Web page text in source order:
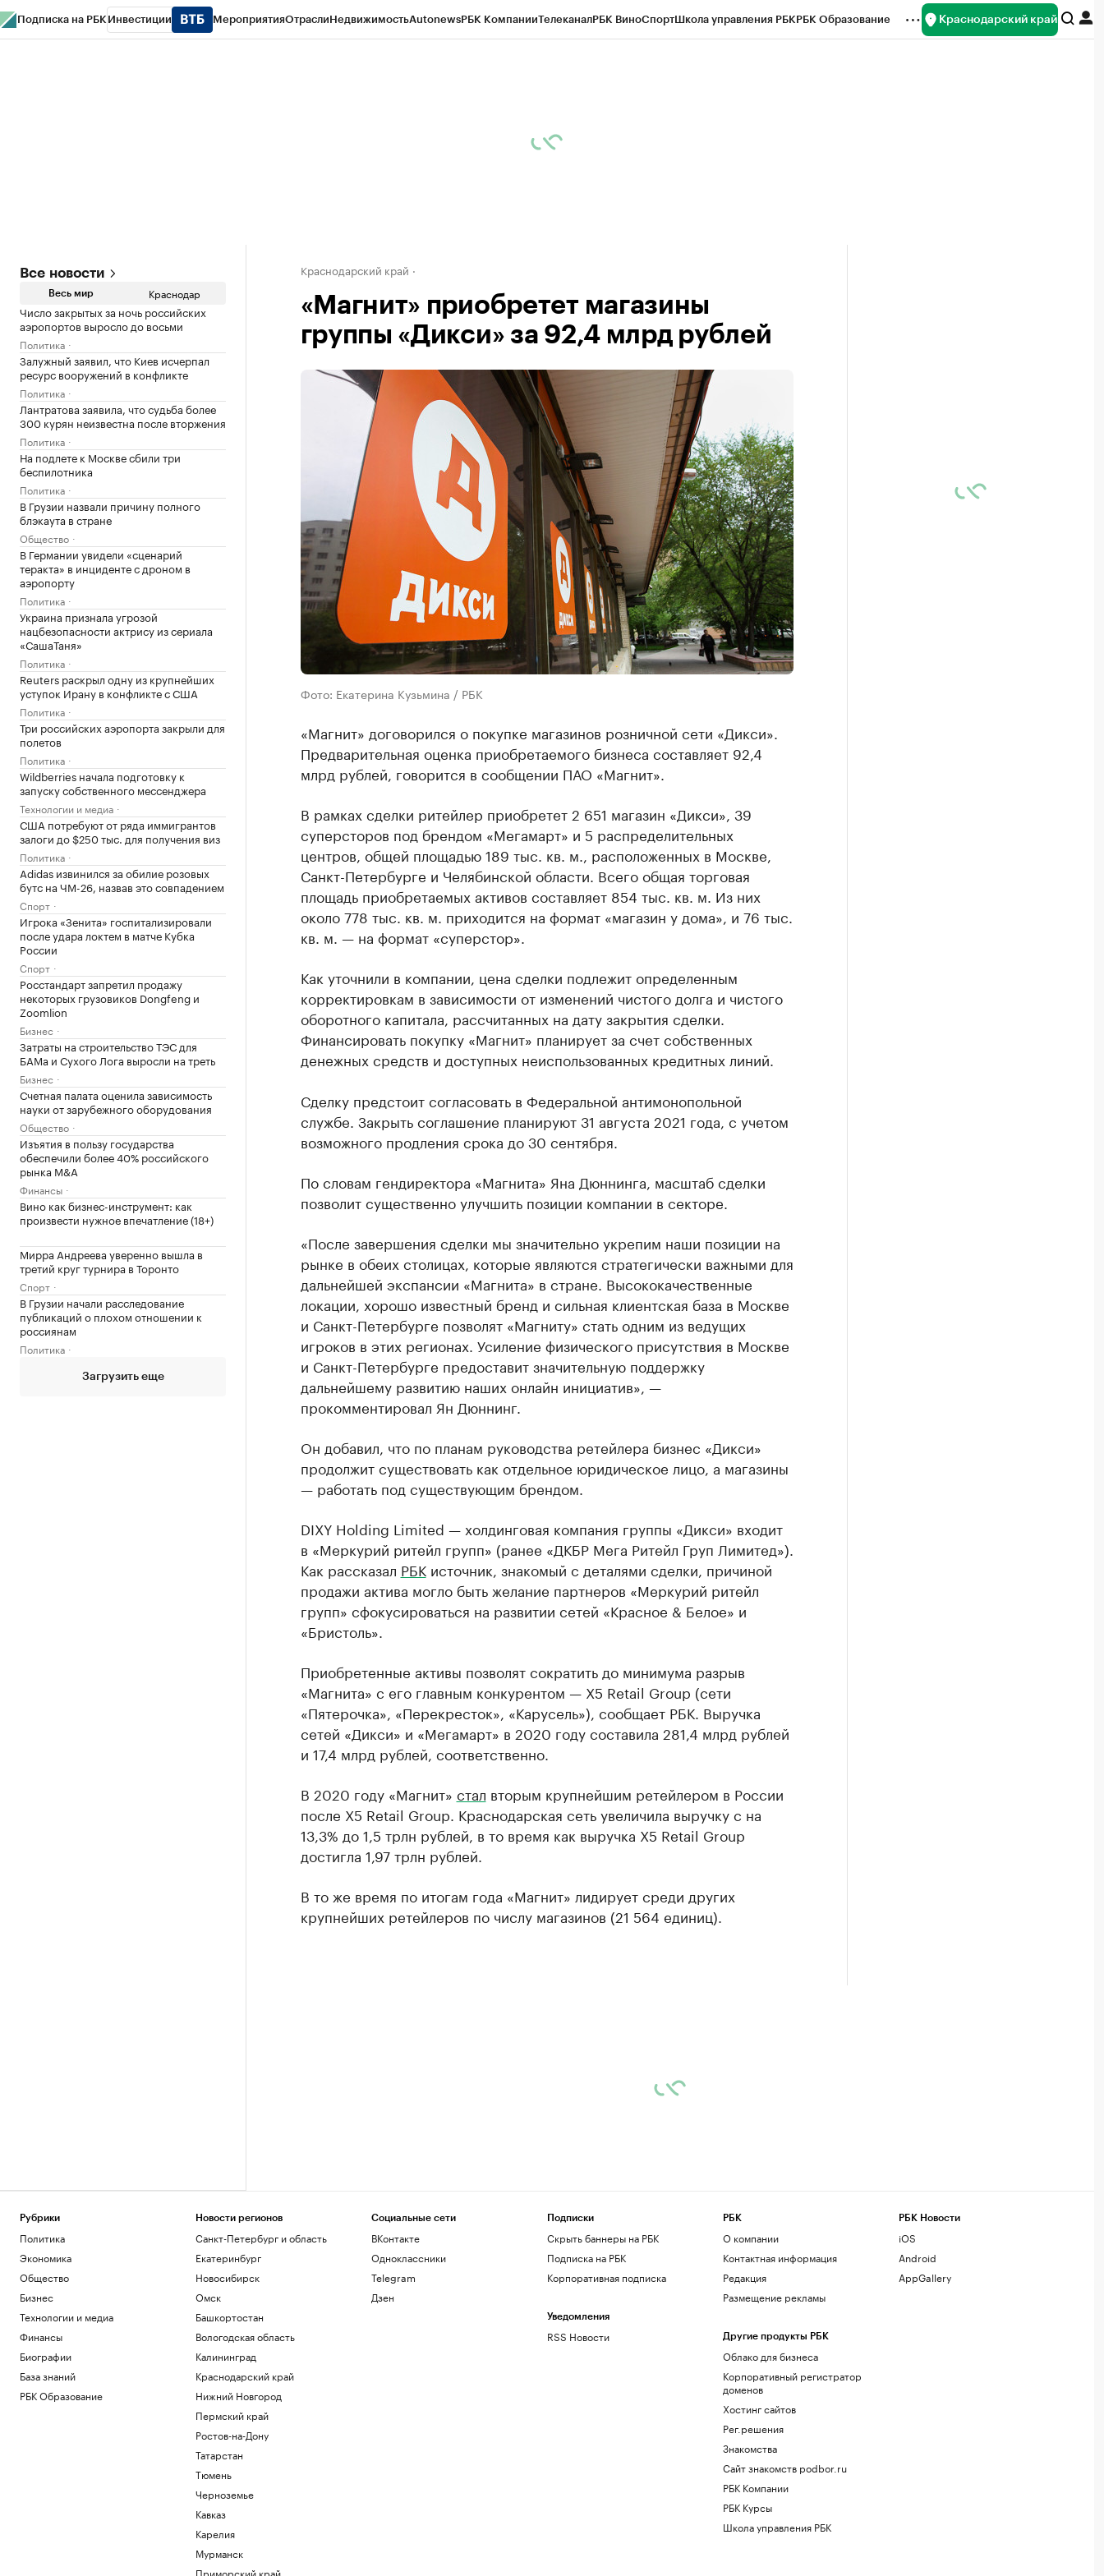
Подписка на РБК Инвестиции МероприятияОтраслиНедвижимостьAutonewsРБК КомпанииТелеканалРБК ВиноСпортШкола управления РБКРБК Образование Краснодарский край
Все новости
Весь мир Краснодар
Число закрытых за ночь российских
аэропортов выросло до восьми
Политика
Залужный заявил, что Киев исчерпал
ресурс вооружений в конфликте
Политика
Лантратова заявила, что судьба более
300 курян неизвестна после вторжения
Политика
На подлете к Москве сбили три
беспилотника
Политика
В Грузии назвали причину полного
блэкаута в стране
Общество
В Германии увидели «сценарий
теракта» в инциденте с дроном в
аэропорту
Политика
Украина признала угрозой
нацбезопасности актрису из сериала
«СашаТаня»
Политика
Reuters раскрыл одну из крупнейших
уступок Ирану в конфликте с США
Политика
Три российских аэропорта закрыли для
полетов
Политика
Wildberries начала подготовку к
запуску собственного мессенджера
Технологии и медиа
США потребуют от ряда иммигрантов
залоги до $250 тыс. для получения виз
Политика
Adidas извинился за обилие розовых
бутс на ЧМ-26, назвав это совпадением
Спорт
Игрока «Зенита» госпитализировали
после удара локтем в матче Кубка
России
Спорт
Росстандарт запретил продажу
некоторых грузовиков Dongfeng и
Zoomlion
Бизнес
Затраты на строительство ТЭС для
БАМа и Сухого Лога выросли на треть
Бизнес
Счетная палата оценила зависимость
науки от зарубежного оборудования
Общество
Изъятия в пользу государства
обеспечили более 40% российского
рынка M&A
Финансы
Вино как бизнес-инструмент: как
произвести нужное впечатление (18+)
Мирра Андреева уверенно вышла в
третий круг турнира в Торонто
Спорт
В Грузии начали расследование
публикаций о плохом отношении к
россиянам
Политика
Загрузить еще
Краснодарский край
«Магнит» приобретет магазины
группы «Дикси» за 92,4 млрд рублей
Фото: Екатерина Кузьмина / РБК
«Магнит» договорился о покупке магазинов розничной сети «Дикси».
Предварительная оценка приобретаемого бизнеса составляет 92,4
млрд рублей, говорится в сообщении ПАО «Магнит».
В рамках сделки ритейлер приобретет 2 651 магазин «Дикси», 39
суперсторов под брендом «Мегамарт» и 5 распределительных
центров, общей площадью 189 тыс. кв. м., расположенных в Москве,
Санкт-Петербурге и Челябинской области. Всего общая торговая
площадь приобретаемых активов составляет 854 тыс. кв. м. Из них
около 778 тыс. кв. м. приходится на формат «магазин у дома», и 76 тыс.
кв. м. — на формат «суперстор».
Как уточнили в компании, цена сделки подлежит определенным
корректировкам в зависимости от изменений чистого долга и чистого
оборотного капитала, рассчитанных на дату закрытия сделки.
Финансировать покупку «Магнит» планирует за счет собственных
денежных средств и доступных неиспользованных кредитных линий.
Сделку предстоит согласовать в Федеральной антимонопольной
службе. Закрыть соглашение планируют 31 августа 2021 года, с учетом
возможного продления срока до 30 сентября.
По словам гендиректора «Магнита» Яна Дюннинга, масштаб сделки
позволит существенно улучшить позиции компании в секторе.
«После завершения сделки мы значительно укрепим наши позиции на
рынке в обеих столицах, которые являются стратегически важными для
дальнейшей экспансии «Магнита» в стране. Высококачественные
локации, хорошо известный бренд и сильная клиентская база в Москве
и Санкт-Петербурге позволят «Магниту» стать одним из ведущих
игроков в этих регионах. Усиление физического присутствия в Москве
и Санкт-Петербурге предоставит значительную поддержку
дальнейшему развитию наших онлайн инициатив», —
прокомментировал Ян Дюннинг.
Он добавил, что по планам руководства ретейлера бизнес «Дикси»
продолжит существовать как отдельное юридическое лицо, а магазины
— работать под существующим брендом.
DIXY Holding Limited — холдинговая компания группы «Дикси» входит
в «Меркурий ритейл групп» (ранее «ДКБР Мега Ритейл Груп Лимитед»).
Как рассказал РБКисточник, знакомый с деталями сделки, причиной
продажи актива могло быть желание партнеров «Меркурий ритейл
групп» сфокусироваться на развитии сетей «Красное & Белое» и
«Бристоль».
Приобретенные активы позволят сократить до минимума разрыв
«Магнита» с его главным конкурентом — X5 Retail Group (сети
«Пятерочка», «Перекресток», «Карусель»), сообщает РБК. Выручка
сетей «Дикси» и «Мегамарт» в 2020 году составила 281,4 млрд рублей
и 17,4 млрд рублей, соответственно.
В 2020 году «Магнит» стал вторым крупнейшим ретейлером в России
после X5 Retail Group. Краснодарская сеть увеличила выручку с на
13,3% до 1,5 трлн рублей, в то время как выручка X5 Retail Group
достигла 1,97 трлн рублей.
В то же время по итогам года «Магнит» лидирует среди других
крупнейших ретейлеров по числу магазинов (21 564 единиц).
Рубрики
Политика
Экономика
Общество
Бизнес
Технологии и медиа
Финансы
Биографии
База знаний
РБК Образование
Новости регионов
Санкт-Петербург и область
Екатеринбург
Новосибирск
Омск
Башкортостан
Вологодская область
Калининград
Краснодарский край
Нижний Новгород
Пермский край
Ростов-на-Дону
Татарстан
Тюмень
Черноземье
Кавказ
Карелия
Мурманск
Приморский край
Социальные сети
ВКонтакте
Одноклассники
Telegram
Дзен
Подписки
Скрыть баннеры на РБК
Подписка на РБК
Корпоративная подписка
Уведомления
RSS Новости
РБК
О компании
Контактная информация
Редакция
Размещение рекламы
Другие продукты РБК
Облако для бизнеса
Корпоративный регистратор
доменов
Хостинг сайтов
Рег.решения
Знакомства
Сайт знакомств podbor.ru
РБК Компании
РБК Курсы
Школа управления РБК
РБК Новости
iOS
Android
AppGallery